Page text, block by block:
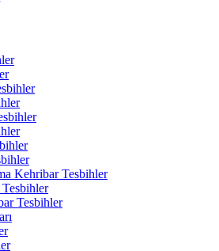
Kehribar Tesbihler
Tesbihler